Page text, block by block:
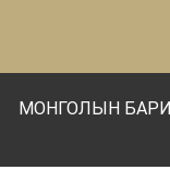
МОНГОЛЫН